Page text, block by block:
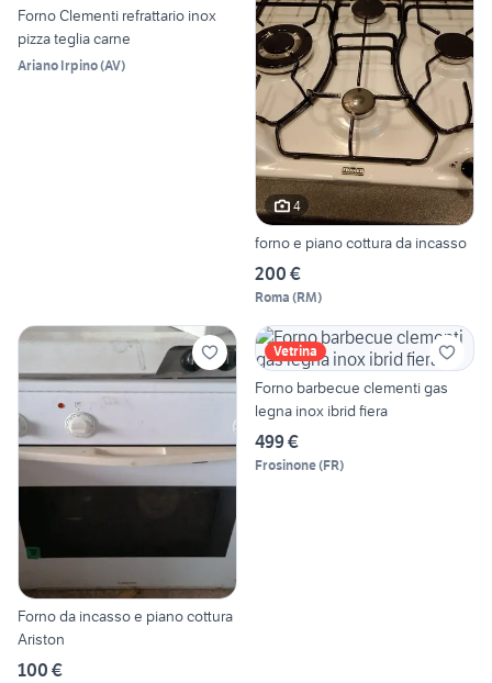
Forno Clementi refrattario inox
pizza teglia carne
Ariano Irpino(AV)
4
forno e piano cottura da incasso
200 €
Roma (RM)
Forno da incasso e piano cottura
Ariston
100 €
Vetrina
Forno barbecue clementi gas
legna inox ibrid fiera
499 €
Frosinone(FR)